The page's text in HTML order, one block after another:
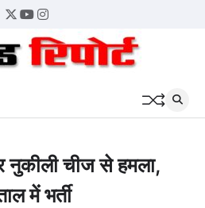
Twitter
YouTube
Instagram
नुकीली चीज से हमला,
में भर्ती